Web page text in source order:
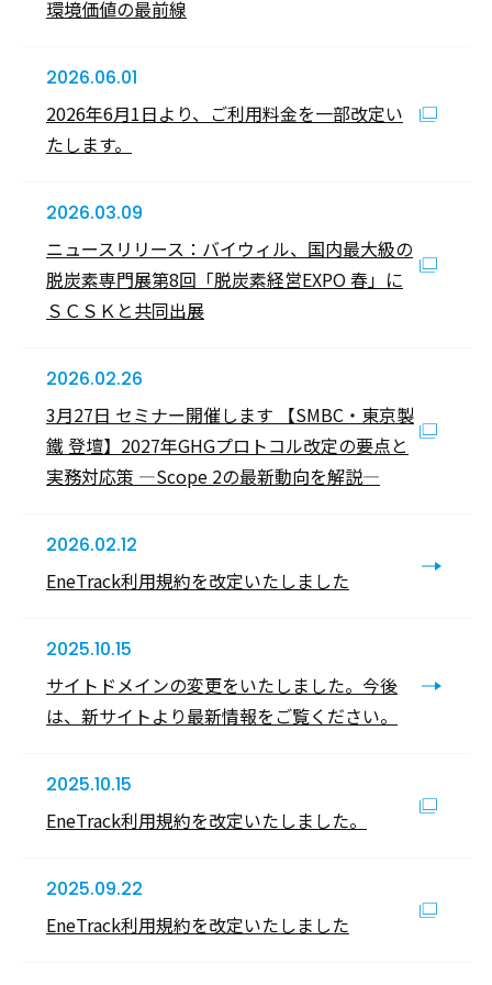
環境価値の最前線
2026.06.01
2026年6月1日より、ご利用料金を一部改定い
たします。
2026.03.09
ニュースリリース：バイウィル、国内最大級の
脱炭素専門展第8回「脱炭素経営EXPO 春」に
ＳＣＳＫと共同出展
2026.02.26
3月27日 セミナー開催します 【SMBC・東京製
鐵 登壇】2027年GHGプロトコル改定の要点と
実務対応策 ―Scope 2の最新動向を解説―
2026.02.12
EneTrack利用規約を改定いたしました
2025.10.15
サイトドメインの変更をいたしました。今後
は、新サイトより最新情報をご覧ください。
2025.10.15
EneTrack利用規約を改定いたしました。
2025.09.22
EneTrack利用規約を改定いたしました